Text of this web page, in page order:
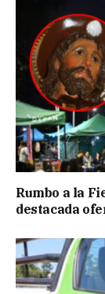
Rumbo a la
destacada